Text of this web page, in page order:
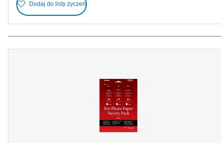
Dodaj do listy życzeń